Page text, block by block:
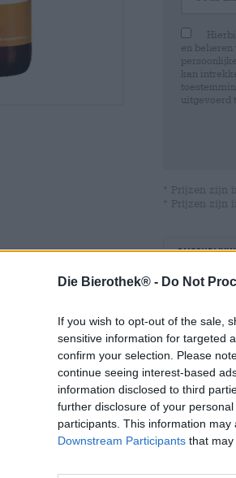
Die Bierothek® - Do Not
If you wish to opt-out of the sale,
sensitive information for targeted
confirm your selection. Please
continue seeing interest-based
information disclosed to third
further disclosure of your
participants. This information
Downstream Participants that may
en
kan
uitgevoerd
* Prijzen zijn
* Prijzen zijn
De
rest van
voorjaar
kunnen
veel
om er olie
voor een
olijfolie,
De